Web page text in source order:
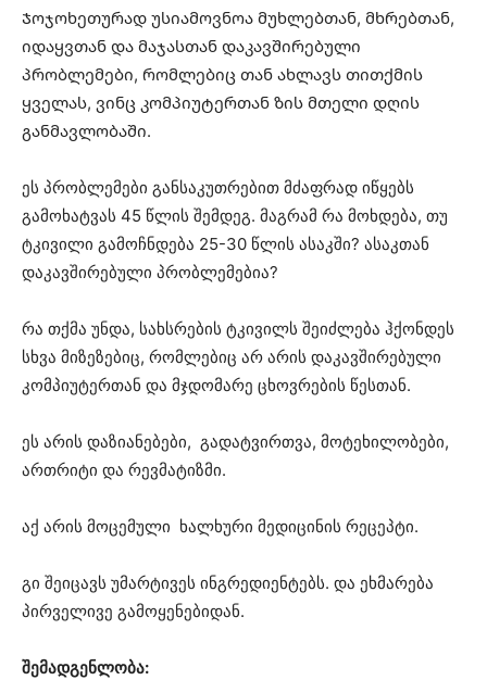
Ჯოჯოხეთურად უსიამოვნოა მუხლებთან, მხრებთან,
იდაყვთან და მაჯასთან დაკავშირებული
პრობლემები, რომლებიც თან ახლავს თითქმის
ყველას, ვინც კომპიუტერთან ზის მთელი დღის
განმავლობაში.
ეს პრობლემები განსაკუთრებით მძაფრად იწყებს
გამოხატვას 45 წლის შემდეგ. მაგრამ რა მოხდება, თუ
ტკივილი გამოჩნდება 25-30 წლის ასაკში? ასაკთან
დაკავშირებული პრობლემებია?
რა თქმა უნდა, სახსრების ტკივილს შეიძლება ჰქონდეს
სხვა მიზეზებიც, რომლებიც არ არის დაკავშირებული
კომპიუტერთან და მჯდომარე ცხოვრების წესთან.
ეს არის დაზიანებები, გადატვირთვა, მოტეხილობები,
ართრიტი და რევმატიზმი.
აქ არის მოცემული ხალხური მედიცინის რეცეპტი.
გი შეიცავს უმარტივეს ინგრედიენტებს. და ეხმარება
პირველივე გამოყენებიდან.
შემადგენლობა: